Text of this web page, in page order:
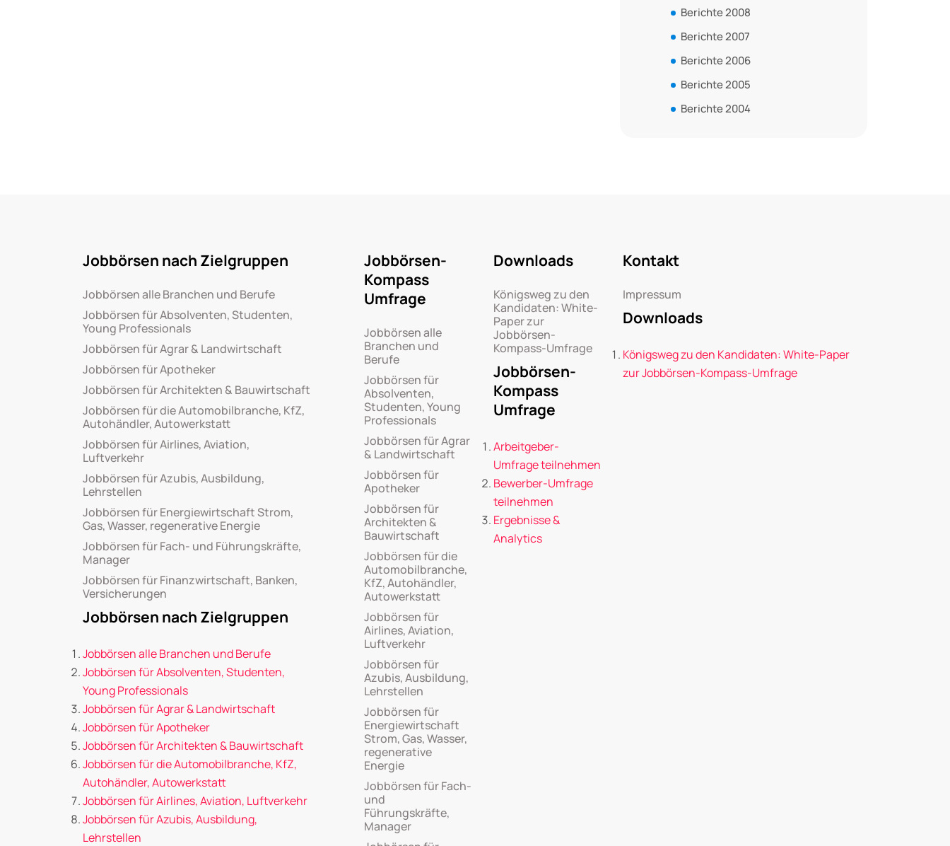
Berichte 2008
Berichte 2007
Berichte 2006
Berichte 2005
Berichte 2004
Jobbörsen nach Zielgruppen
Jobbörsen alle Branchen und Berufe
Jobbörsen für Absolventen, Studenten,
Young Professionals
Jobbörsen für Agrar & Landwirtschaft
Jobbörsen für Apotheker
Jobbörsen für Architekten & Bauwirtschaft
Jobbörsen für die Automobilbranche, KfZ,
Autohändler, Autowerkstatt
Jobbörsen für Airlines, Aviation,
Luftverkehr
Jobbörsen für Azubis, Ausbildung,
Lehrstellen
Jobbörsen für Energiewirtschaft Strom,
Gas, Wasser, regenerative Energie
Jobbörsen für Fach- und Führungskräfte,
Manager
Jobbörsen für Finanzwirtschaft, Banken,
Versicherungen
Jobbörsen nach Zielgruppen
Jobbörsen alle Branchen und Berufe
Jobbörsen für Absolventen, Studenten,
Young Professionals
Jobbörsen für Agrar & Landwirtschaft
Jobbörsen für Apotheker
Jobbörsen für Architekten & Bauwirtschaft
Jobbörsen für die Automobilbranche, KfZ,
Autohändler, Autowerkstatt
Jobbörsen für Airlines, Aviation, Luftverkehr
Jobbörsen für Azubis, Ausbildung,
Lehrstellen
Jobbörsen-
Kompass
Umfrage
Jobbörsen alle
Branchen und
Berufe
Jobbörsen für
Absolventen,
Studenten, Young
Professionals
Jobbörsen für Agrar
& Landwirtschaft
Jobbörsen für
Apotheker
Jobbörsen für
Architekten &
Bauwirtschaft
Jobbörsen für die
Automobilbranche,
KfZ, Autohändler,
Autowerkstatt
Jobbörsen für
Airlines, Aviation,
Luftverkehr
Jobbörsen für
Azubis, Ausbildung,
Lehrstellen
Jobbörsen für
Energiewirtschaft
Strom, Gas, Wasser,
regenerative
Energie
Jobbörsen für Fach-
und
Führungskräfte,
Manager
Downloads
Königsweg zu den
Kandidaten: White-
Paper zur
Jobbörsen-
Kompass-Umfrage
Jobbörsen-
Kompass
Umfrage
Arbeitgeber-
Umfrage teilnehmen
Bewerber-Umfrage
teilnehmen
Ergebnisse &
Analytics
Kontakt
Impressum
Downloads
Königsweg zu den Kandidaten: White-Paper
zur Jobbörsen-Kompass-Umfrage